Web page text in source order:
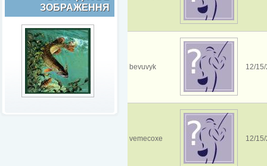
ЗОБРАЖЕННЯ
bevuvyk 12/
vemecoxe 12/